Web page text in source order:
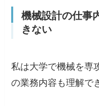
機械設計の仕事
きない
私は大学で機械を専
の業務内容も理解で